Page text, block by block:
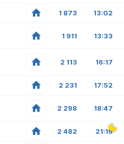
1 873 13:02
1 911 13:33
2 113 16:17
2 231 17:52
2 298 18:47
2 482 21:16